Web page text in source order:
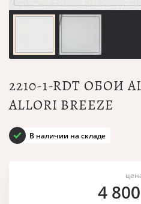
2210-1-RDT ОБОИ
ALLORI BREEZE
В наличии на складе
4 800